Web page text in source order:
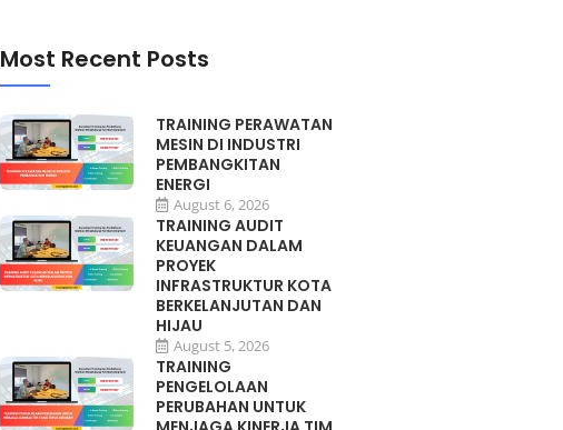
Most Recent Posts
TRAINING PERAWATAN
MESIN DI INDUSTRI
PEMBANGKITAN
ENERGI
August 6, 2026
TRAINING AUDIT
KEUANGAN DALAM
PROYEK
INFRASTRUKTUR KOTA
BERKELANJUTAN DAN
HIJAU
August 5, 2026
TRAINING
PENGELOLAAN
PERUBAHAN UNTUK